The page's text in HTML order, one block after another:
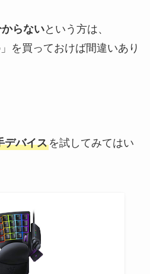
らないという方は、
」を買っておけば間違いあり
デバイスを試してみてはい